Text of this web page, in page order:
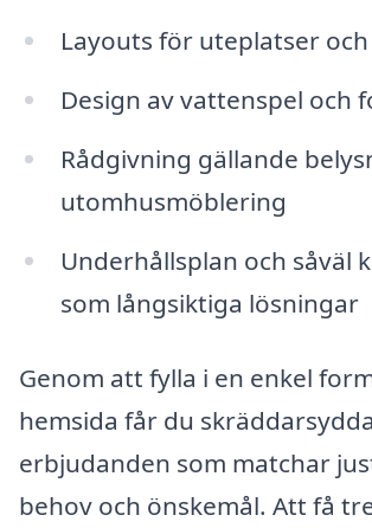
Layouts för uteplatser
Design av vattenspel och
Rådgivning gällande
utomhusmöblering
Underhållsplan och såväl
som långsiktiga lösningar
Genom att fylla i en enkel
hemsida får du skräddarsydda
erbjudanden som matchar
behov och önskemål. Att få